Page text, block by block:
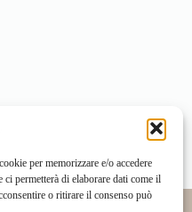
per memorizzare e/o accedere
permetterà di elaborare dati come il
o ritirare il consenso può